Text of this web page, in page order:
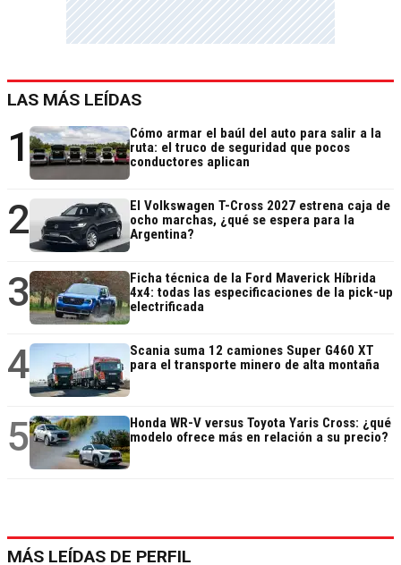
LAS MÁS LEÍDAS
1
Cómo armar el baúl del auto para salir a la
ruta: el truco de seguridad que pocos
conductores aplican
2
El Volkswagen T-Cross 2027 estrena caja de
ocho marchas, ¿qué se espera para la
Argentina?
3
Ficha técnica de la Ford Maverick Híbrida
4x4: todas las especificaciones de la pick-up
electrificada
4
Scania suma 12 camiones Super G460 XT
para el transporte minero de alta montaña
5
Honda WR-V versus Toyota Yaris Cross: ¿qué
modelo ofrece más en relación a su precio?
MÁS LEÍDAS DE PERFIL